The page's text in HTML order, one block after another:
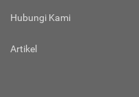
Hubungi Kami
Artikel